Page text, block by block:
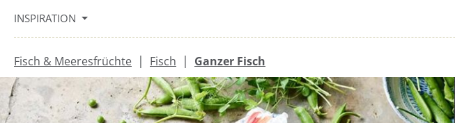
INSPIRATION
Fisch & Meeresfrüchte | Fisch | Ganzer Fisch